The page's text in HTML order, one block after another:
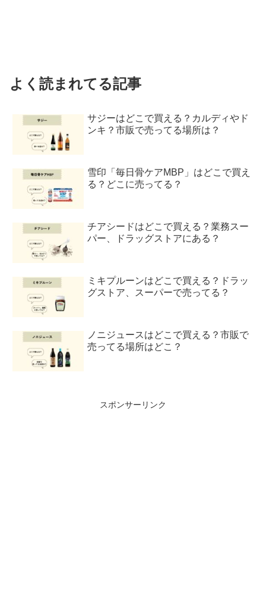
よく読まれてる記事
サジーはどこで買える？カルディやド
ンキ？市販で売ってる場所は？
雪印「毎日骨ケアMBP」はどこで買え
る？どこに売ってる？
チアシードはどこで買える？業務スー
パー、ドラッグストアにある？
ミキプルーンはどこで買える？ドラッ
グストア、スーパーで売ってる？
ノニジュースはどこで買える？市販で
売ってる場所はどこ？
スポンサーリンク